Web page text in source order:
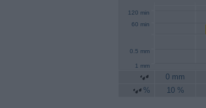
60 min
120 min
0.5 mm
1 mm
0 mm
%
10 %